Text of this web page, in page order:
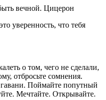
вечной. Цицерон
уверенность, что тебя
о том, чего не сделали,
отбросьте сомнения.
Поймайте попутный
Мечтайте. Открывайте.